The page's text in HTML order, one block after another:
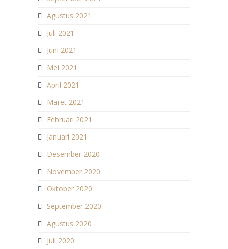
Agustus 2021
Juli 2021
Juni 2021
Mei 2021
April 2021
Maret 2021
Februari 2021
Januari 2021
Desember 2020
November 2020
Oktober 2020
September 2020
Agustus 2020
Juli 2020